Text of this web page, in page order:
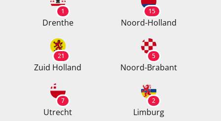
1
Drenthe
15
Noord-Holland
21
Zuid Holland
5
Noord-Brabant
7
Utrecht
2
Limburg